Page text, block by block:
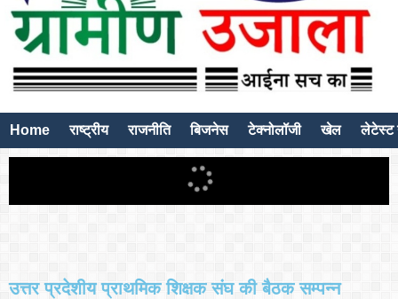
Home राष्ट्रीय राजनीति बिजनेस टेक्नोलॉजी खेल लेटेस्ट
उत्तर प्रदेशीय प्राथमिक शिक्षक संघ की बैठक सम्पन्न